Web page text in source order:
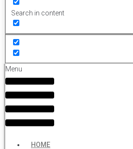
Search in content
Menu
HOME